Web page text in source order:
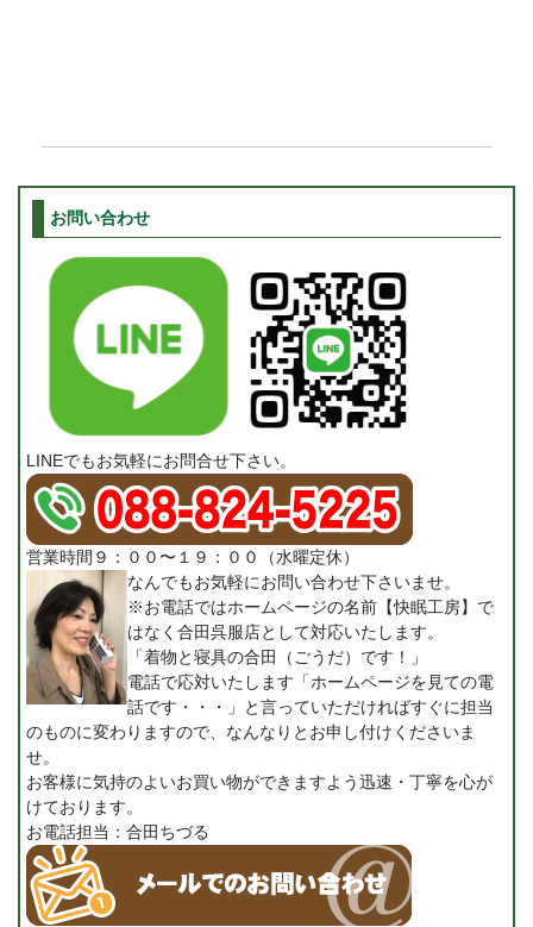
お問い合わせ
LINEでもお気軽にお問合せ下さい。
営業時間９：００〜１９：００（水曜定休）
なんでもお気軽にお問い合わせ下さいませ。
※お電話ではホームページの名前【快眠工房】で
はなく合田呉服店として対応いたします。
「着物と寝具の合田（ごうだ）です！」
電話で応対いたします「ホームページを見ての電
話です・・・」と言っていただければすぐに担当
のものに変わりますので、なんなりとお申し付けくださいま
せ。
お客様に気持のよいお買い物ができますよう迅速・丁寧を心が
けております。
お電話担当：合田ちづる